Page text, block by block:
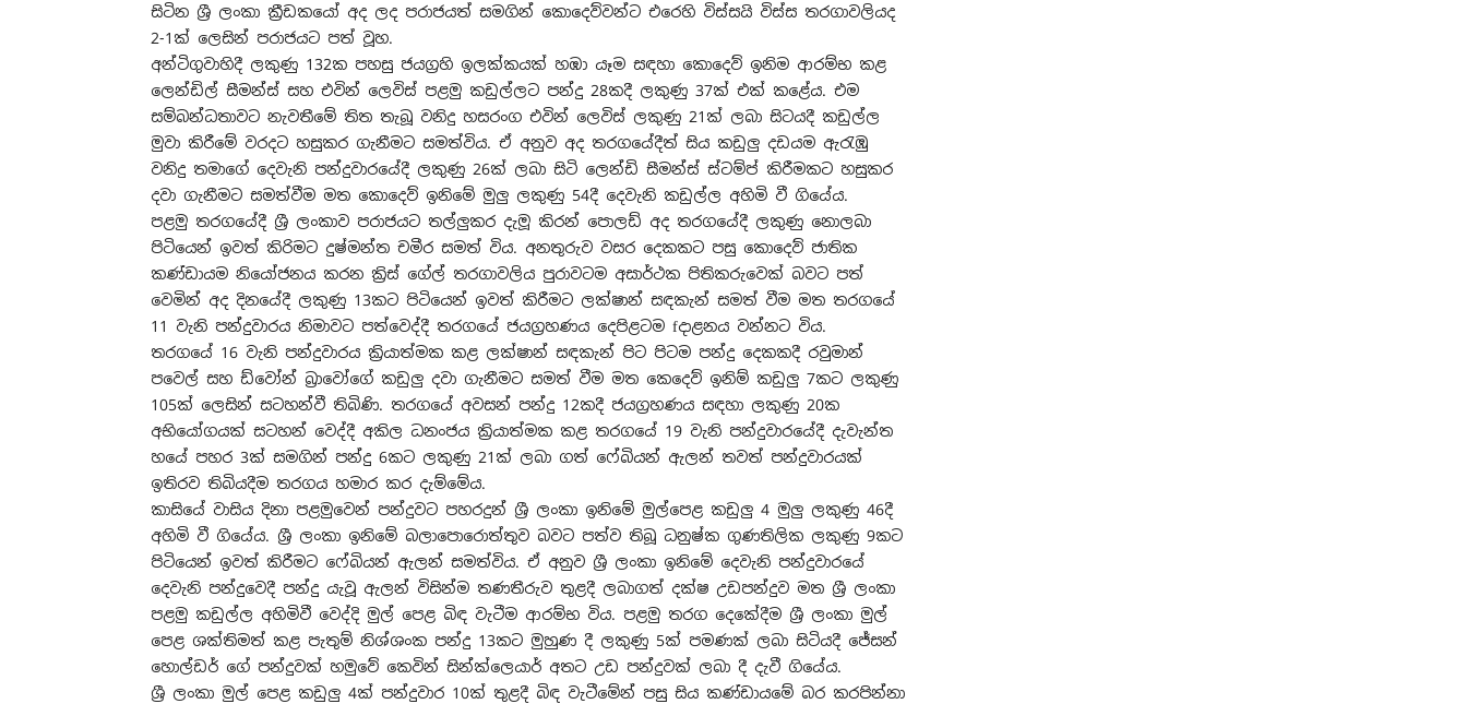
සිටින ශ්‍රී ලංකා ක්‍රීඩකයෝ අද ලද පරාජයත් සමගින් කොදෙව්වන්ට එරෙහි විස්සයි විස්ස තරගාවලියද
2-1ක් ලෙසින් පරාජයට පත් වූහ.
අන්ටිගුවාහිදී ලකුණු 132ක පහසු ජයග්‍රහි ඉලක්කයක් හඹා යෑම සඳහා කොදෙව් ඉනිම ආරම්භ කළ
ලෙන්ඩිල් සීමන්ස් සහ එවින් ලෙවිස් පළමු කඩුල්ලට පන්දු 28කදී ලකුණු 37ක් එක් කළේය. එම
සම්බන්ධතාවට නැවතීමේ තිත තැබූ වනිදු හසරංග එවින් ලෙවිස් ලකුණු 21ක් ලබා සිටයදී කඩුල්ල
මුවා කිරීමේ වරදට හසුකර ගැනීමට සමත්විය. ඒ අනුව අද තරගයේදීත් සිය කඩුලු දඩයම ඇරැඹු
වනිදු තමාගේ දෙවැනි පන්දුවාරයේදී ලකුණු 26ක් ලබා සිටි ලෙන්ඩි සීමන්ස් ස්ටම්ප් කිරීමකට හසුකර
දවා ගැනීමට සමත්වීම මත කොදෙව් ඉනිමේ මුලු ලකුණු 54දී දෙවැනි කඩුල්ල අහිමි වී ගියේය.
පළමු තරගයේදී ශ්‍රී ලංකාව පරාජයට තල්ලුකර දැමූ කිරන් පොලඩ් අද තරගයේදී ලකුණු නොලබා
පිටියෙන් ඉවත් කිරිමට දුෂ්මන්ත චමීර සමත් විය. අනතුරුව වසර දෙකකට පසු කොදෙව් ජාතික
කණ්ඩායම නියෝජනය කරන ක්‍රිස් ගේල් තරගාවලිය පුරාවටම අසාර්ථක පිතිකරුවෙක් බවට පත්
වෙමින් අද දිනයේදී ලකුණු 13කට පිටියෙන් ඉවත් කිරීමට ලක්ෂාන් සඳකැන් සමත් වීම මත තරගයේ
11 වැනි පන්දුවාරය නිමාවට පත්වෙද්දී තරගයේ ජයග්‍රහණය දෙපිළටම fදාළනය වන්නට විය.
තරගයේ 16 වැනි පන්දුවාරය ක්‍රියාත්මක කළ ලක්ෂාන් සඳකැන් පිට පිටම පන්දු දෙකකදී රවුමාන්
පවෙල් සහ ඩ්වෝන් බ්‍රාවෝගේ කඩුලු දවා ගැනීමට සමත් වීම මත කෙදෙව් ඉනිම් කඩුලු 7කට ලකුණු
105ක් ලෙසින් සටහන්වී තිබිණි. තරගයේ අවසන් පන්දු 12කදී ජයග්‍රහණය සඳහා ලකුණු 20ක
අභියෝගයක් සටහන් වෙද්දී අකිල ධනංජය ක්‍රියාත්මක කළ තරගයේ 19 වැනි පන්දුවාරයේදී දැවැන්ත
හයේ පහර 3ක් සමගින් පන්දු 6කට ලකුණු 21ක් ලබා ගත් ෆේබියන් ඇලන් තවත් පන්දුවාරයක්
ඉතිරව තිබියදීම තරගය හමාර කර දැම්මේය.
කාසියේ වාසිය දිනා පළමුවෙන් පන්දුවට පහරදුන් ශ්‍රී ලංකා ඉනිමේ මුල්පෙළ කඩුලු 4 මුලු ලකුණු 46දී
අහිමි වී ගියේය. ශ්‍රී ලංකා ඉනිමේ බලාපොරොත්තුව බවට පත්ව තිබූ ධනුෂ්ක ගුණතිලික ලකුණු 9කට
පිටියෙන් ඉවත් කිරීමට ෆේබියන් ඇලන් සමත්විය. ඒ අනුව ශ්‍රී ලංකා ඉනිමේ දෙවැනි පන්දුවාරයේ
දෙවැනි පන්දුවෙදී පන්දු යැවූ ඇලන් විසින්ම තණතීරුව තුළදී ලබාගත් දක්ෂ උඩපන්දුව මත ශ්‍රී ලංකා
පළමු කඩුල්ල අහිමිවී වෙද්දි මුල් පෙළ බිඳ වැටීම ආරම්භ විය. පළමු තරග දෙකේදීම ශ්‍රී ලංකා මුල්
පෙළ ශක්තිමත් කළ පැතුම් නිශ්ශංක පන්දු 13කට මුහුණ දී ලකුණු 5ක් පමණක් ලබා සිටියදී ජේසන්
හොල්ඩර් ගේ පන්දුවක් හමුවේ කෙවින් සින්ක්ලෙයාර් අතට උඩ පන්දුවක් ලබා දී දැවී ගියේය.
ශ්‍රී ලංකා මුල් පෙළ කඩුලු 4ක් පන්දුවාර 10ක් තුළදී බිඳ වැටීමේන් පසු සිය කණ්ඩායමේ බර කරපින්නා